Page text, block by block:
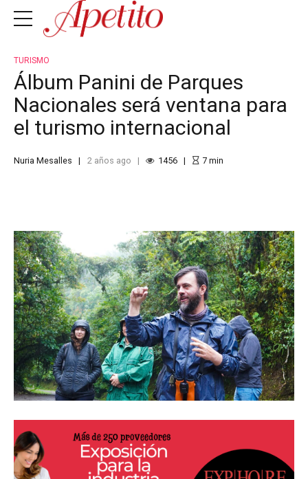
TURISMO
Álbum Panini de Parques
Nacionales será ventana para
el turismo internacional
Nuria Mesalles 2 años ago 1456 7min